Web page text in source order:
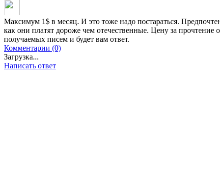
Максимум 1$ в месяц. И это тоже надо постараться.
как они платят дороже чем отечественные. Цену за прочтение
получаемых писем и будет вам ответ.
Комментарии (0)
Загрузка...
Написать ответ